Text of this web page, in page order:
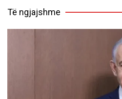
Të ngjajshme